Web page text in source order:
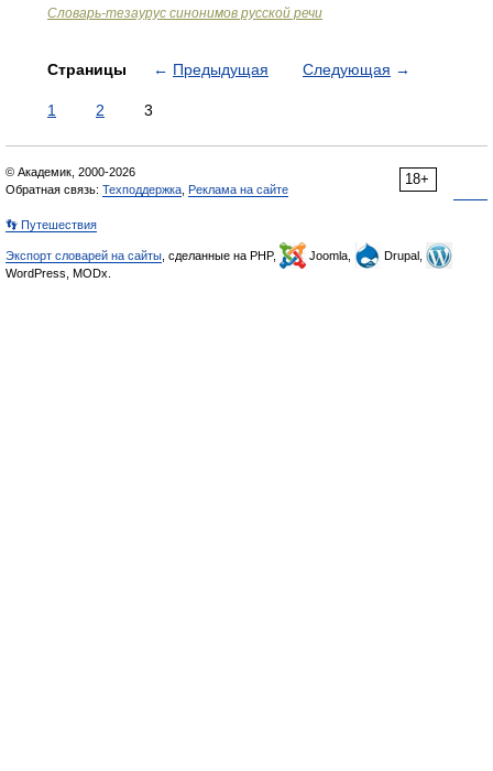
Словарь-тезаурус синонимов русской речи
Страницы ← Предыдущая Следующая →
1 2 3
18+
© Академик, 2000-2026
Обратная связь: Техподдержка Реклама на сайте
👣 Путешествия
Экспорт словарей на сайты , сделанные на PHP, Joomla,
Drupal,
WordPress, MODx.